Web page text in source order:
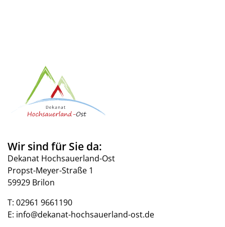
Wir sind für Sie da:
Dekanat Hochsauerland-Ost
Propst-Meyer-Straße 1
59929 Brilon
T: 02961 9661190
E: info@dekanat-hochsauerland-ost.de